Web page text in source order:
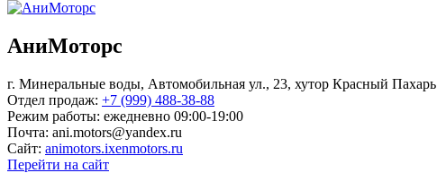
АниМоторс
г. Минеральные воды, Автомобильная ул., 23, хутор Красный Пахарь
Отдел продаж: +7 (999) 488-38-88
Режим работы: ежедневно 09:00-19:00
Почта: ani.motors@yandex.ru
Сайт: animotors.ixenmotors.ru
Перейти на сайт